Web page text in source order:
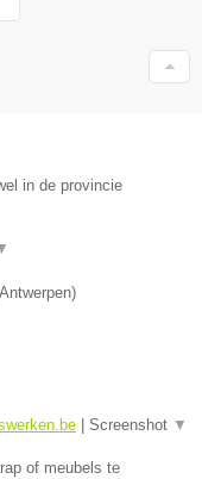
in de provincie
Antwerpen)
Screenshot ▼
of meubels te